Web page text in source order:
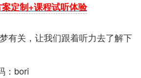
案定制+课程试听体验
有关，让我们跟着听力去了解下
：bori